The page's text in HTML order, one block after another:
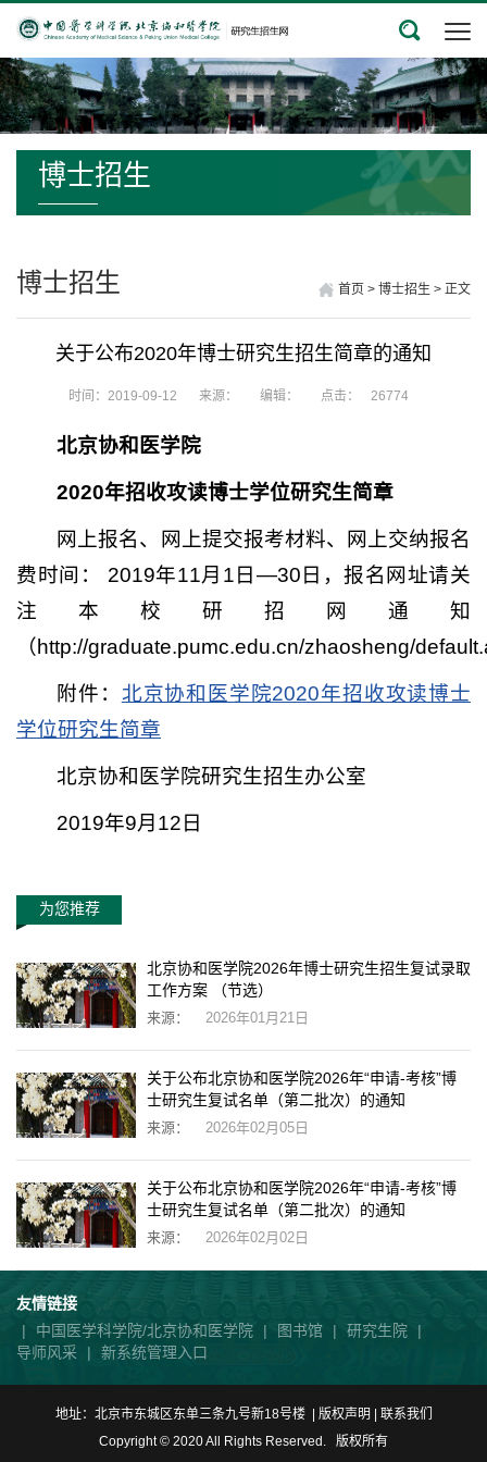
博士招生
博士招生 首页 > 博士招生 > 正文
关于公布2020年博士研究生招生简章的通知
时间：2019-09-12 来源： 编辑： 点击： 26774
北京协和医学院
2020年招收攻读博士学位研究生简章
网上报名、网上提交报考材料、网上交纳报名
费时间： 2019年11月1日—30日，报名网址请关
注本校研招网通知
（http://graduate.pumc.edu.cn/zhaosheng/
附件： 北京协和医学院2020年招收攻读博士
学位研究生简章
北京协和医学院研究生招生办公室
2019年9月12日
为您推荐
北京协和医学院2026年博士研究生招生复试录取
工作方案 （节选）
来源： 2026年01月21日
关于公布北京协和医学院2026年“申请-考核”博
士研究生复试名单（第二批次）的通知
来源： 2026年02月05日
关于公布北京协和医学院2026年“申请-考核”博
士研究生复试名单（第二批次）的通知
来源： 2026年02月02日
友情链接
|
中国医学科学院/北京协和医学院 | 图书馆 | 研究生院
|
导师风采
| 新系统管理入口
地址：北京市东城区东单三条九号新18号楼 | 版权声明 | 联系我们
Copyright © 2020 All Rights Reserved. 版权所有